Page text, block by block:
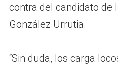
contra del candidato de
González Urrutia.
“Sin duda, los carga